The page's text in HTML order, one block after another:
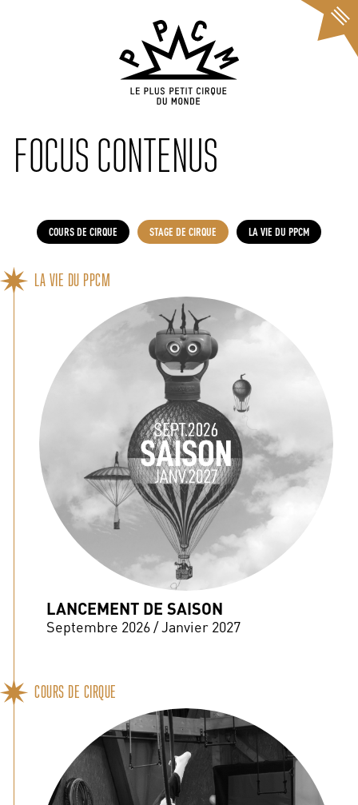
FOCUS CONTENUS
COURS DE CIRQUE STAGE DE CIRQUE LA VIE DU PPCM
LA VIE DU PPCM
LANCEMENT DE SAISON
Septembre 2026 / Janvier 2027
COURS DE CIRQUE